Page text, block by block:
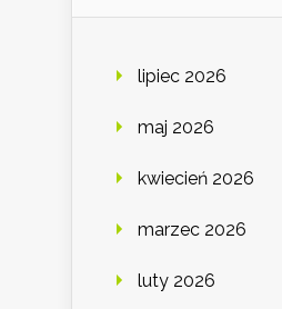
lipiec 2026
maj 2026
kwiecień 2026
marzec 2026
luty 2026